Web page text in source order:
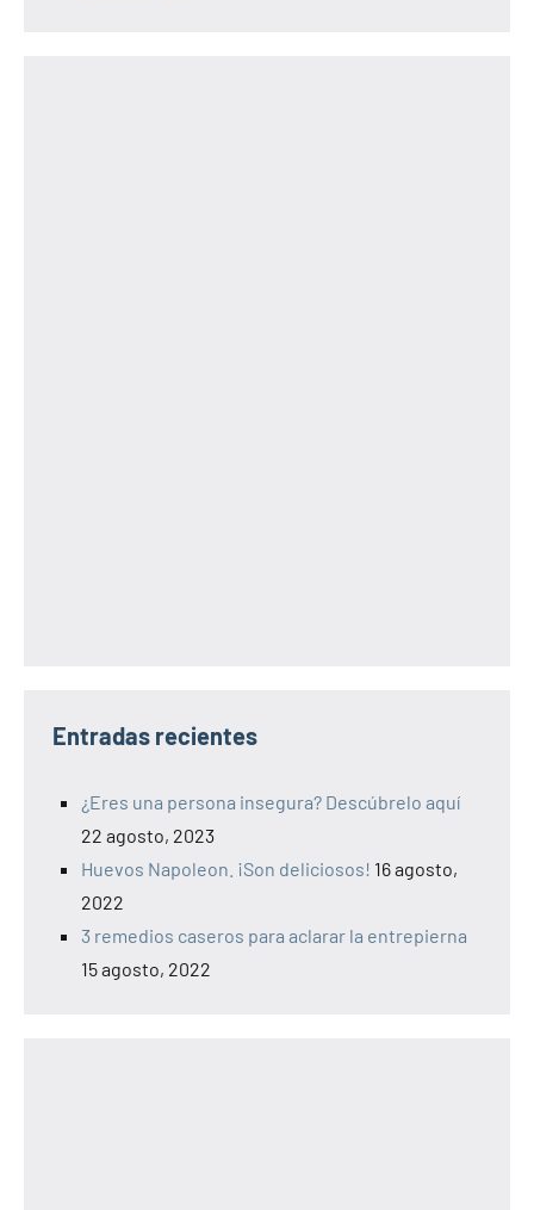
Entradas recientes
¿Eres una persona insegura? Descúbrelo aquí
22 agosto, 2023
Huevos Napoleon. ¡Son deliciosos! 16 agosto,
2022
3 remedios caseros para aclarar la entrepierna
15 agosto, 2022